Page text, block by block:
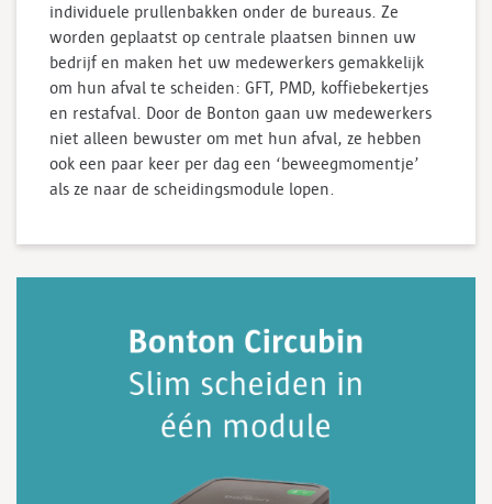
individuele prullenbakken onder de bureaus. Ze
worden geplaatst op centrale plaatsen binnen uw
bedrijf en maken het uw medewerkers gemakkelijk
om hun afval te scheiden: GFT, PMD, koffiebekertjes
en restafval. Door de Bonton gaan uw medewerkers
niet alleen bewuster om met hun afval, ze hebben
ook een paar keer per dag een ‘beweegmomentje’
als ze naar de scheidingsmodule lopen.